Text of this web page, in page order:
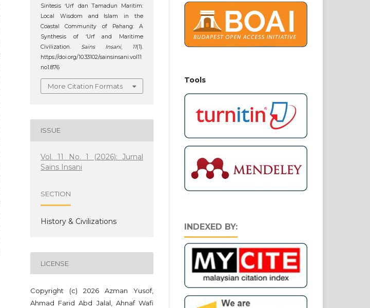
Sintesis ‘Urf dan Tamadun Maritim:
Local Wisdom and Islam in the
Coastal Community of Pahang: A
Synthesis of ‘Urf and Maritime
Civilization. Sains Insani, 11(1).
https://doi.org/10.33102/sainsinsani.vol11
no1.876
More Citation Formats
ISSUE
Vol. 11 No. 1 (2026): Jurnal
Sains Insani
SECTION
History & Civilizations
LICENSE
Copyright (c) 2026 Azman Yusof,
Ahmad Farid Abd Jalal, Ahnaf Wafi
Tools
INDEXED BY: